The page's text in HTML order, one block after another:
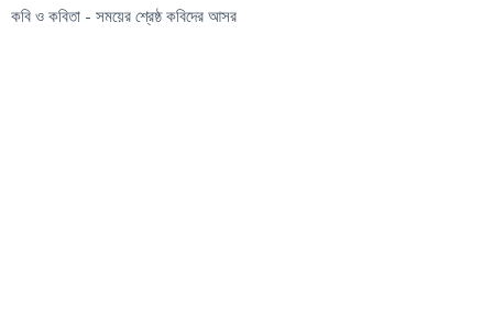
কবি ও কবিতা - সময়ের শ্রেষ্ঠ কবিদের আসর